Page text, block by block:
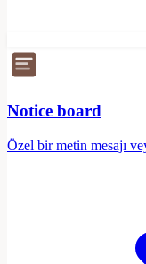
Notice board
Özel bir metin mesajı